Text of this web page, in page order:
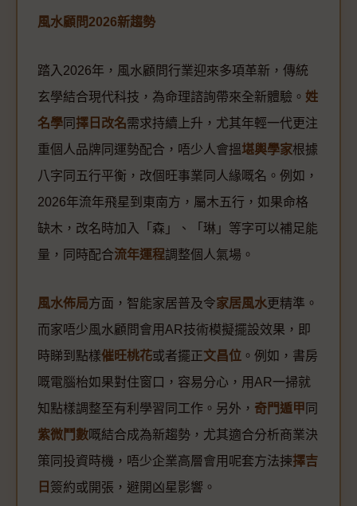
風水顧問2026新趨勢
踏入2026年，風水顧問行業迎來多項革新，傳統
玄學結合現代科技，為命理諮詢帶來全新體驗。 姓
名學 同 擇日改名需求持續上升，尤其年輕一代更注
重個人品牌同運勢配合，唔少人會搵堪輿學家根據
八字同五行平衡，改個旺事業同人緣嘅名。例如，
2026年流年飛星到東南方，屬木五行，如果命格
缺木，改名時加入「森」、「琳」等字可以補足能
量，同時配合流年運程調整個人氣場。
風水佈局方面，智能家居普及令家居風水更精準。
而家唔少風水顧問會用AR技術模擬擺設效果，即
時睇到點樣催旺桃花或者擺正文昌位 。例如，書房
嘅電腦枱如果對住窗口，容易分心，用AR一掃就
知點樣調整至有利學習同工作。另外， 奇門遁甲 同
紫微鬥數嘅結合成為新趨勢，尤其適合分析商業決
策同投資時機，唔少企業高層會用呢套方法揀擇吉
日 簽約或開張，避開凶星影響。